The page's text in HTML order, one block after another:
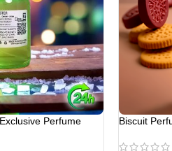
Perfume Biscuit